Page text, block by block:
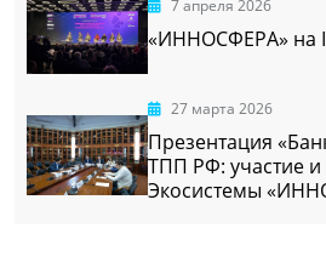
7 апреля 2026
«ИННОСФЕРА» на
27 марта 2026
Презентация
ТПП РФ: участие
Экосистемы